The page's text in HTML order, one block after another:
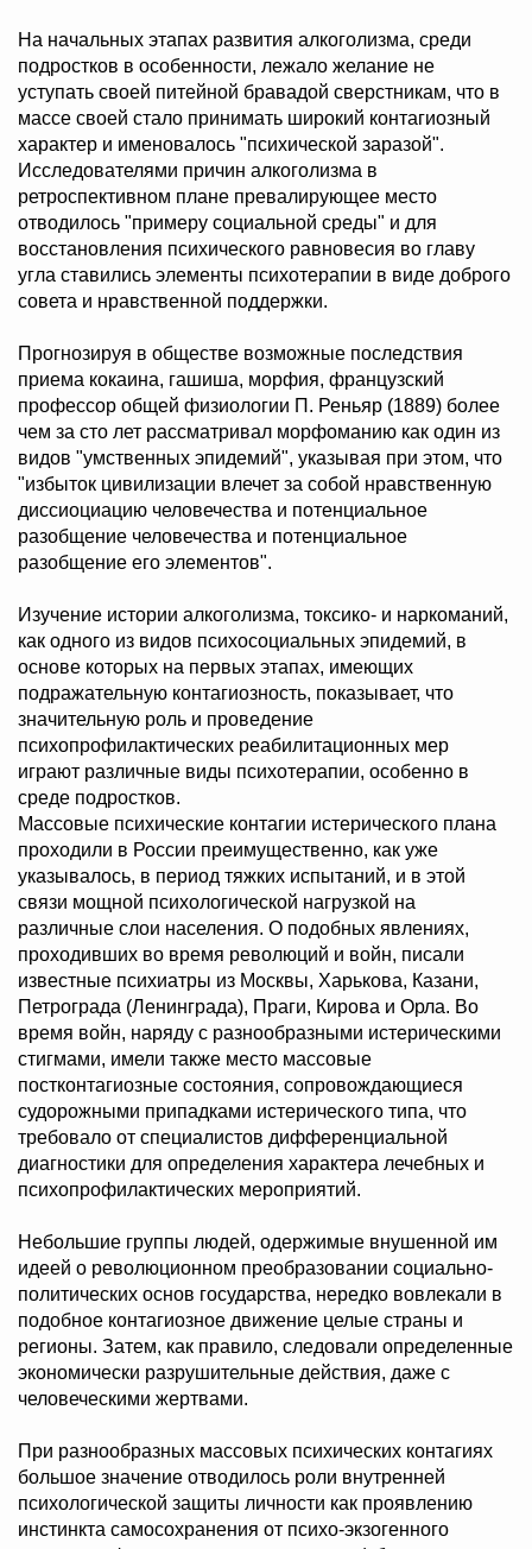
На начальных этапах развития алкоголизма, среди
подростков в особенности, лежало желание не
уступать своей питейной бравадой сверстникам, что в
массе своей стало принимать широкий контагиозный
характер и именовалось "психической заразой".
Исследователями причин алкоголизма в
ретроспективном плане превалирующее место
отводилось "примеру социальной среды" и для
восстановления психического равновесия во главу
угла ставились элементы психотерапии в виде доброго
совета и нравственной поддержки.
Прогнозируя в обществе возможные последствия
приема кокаина, гашиша, морфия, французский
профессор общей физиологии П. Реньяр (1889) более
чем за сто лет рассматривал морфоманию как один из
видов "умственных эпидемий", указывая при этом, что
"избыток цивилизации влечет за собой нравственную
диссиоциацию человечества и потенциальное
разобщение человечества и потенциальное
разобщение его элементов".
Изучение истории алкоголизма, токсико- и наркоманий,
как одного из видов психосоциальных эпидемий, в
основе которых на первых этапах, имеющих
подражательную контагиозность, показывает, что
значительную роль и проведение
психопрофилактических реабилитационных мер
играют различные виды психотерапии, особенно в
среде подростков.
Массовые психические контагии истерического плана
проходили в России преимущественно, как уже
указывалось, в период тяжких испытаний, и в этой
связи мощной психологической нагрузкой на
различные слои населения. О подобных явлениях,
проходивших во время революций и войн, писали
известные психиатры из Москвы, Харькова, Казани,
Петрограда (Ленинграда), Праги, Кирова и Орла. Во
время войн, наряду с разнообразными истерическими
стигмами, имели также место массовые
постконтагиозные состояния, сопровождающиеся
судорожными припадками истерического типа, что
требовало от специалистов дифференциальной
диагностики для определения характера лечебных и
психопрофилактических мероприятий.
Небольшие группы людей, одержимые внушенной им
идеей о революционном преобразовании социально-
политических основ государства, нередко вовлекали в
подобное контагиозное движение целые страны и
регионы. Затем, как правило, следовали определенные
экономически разрушительные действия, даже с
человеческими жертвами.
При разнообразных массовых психических контагиях
большое значение отводилось роли внутренней
психологической защиты личности как проявлению
инстинкта самосохранения от психо-экзогенного